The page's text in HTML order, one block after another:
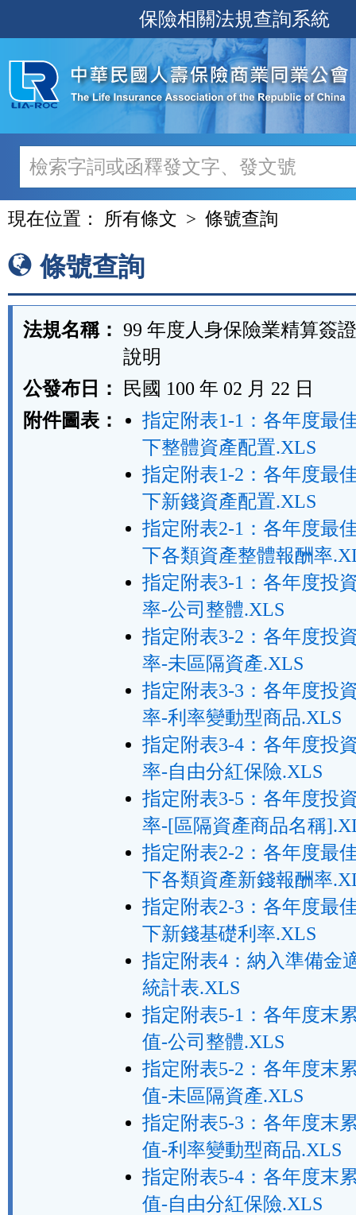
至
主
內
容
保險相關法規查詢系統
現在位置： 所有條文 條號查詢
條號查詢
法規名稱： 99 年度人身保險業精算簽
說明
公發布日：
民國 100 年 02 月 22 日
附件圖表：
指定附表1-1：各年度最
下整體資產配置.XLS
指定附表1-2：各年度最
下新錢資產配置.XLS
指定附表2-1：各年度最
下各類資產整體報酬率
指定附表3-1：各年度投
率-公司整體.XLS
指定附表3-2：各年度投
率-未區隔資產.XLS
指定附表3-3：各年度投
率-利率變動型商品.XLS
指定附表3-4：各年度投
率-自由分紅保險.XLS
指定附表3-5：各年度投
率-[區隔資產商品名稱
指定附表2-2：各年度最
下各類資產新錢報酬率
指定附表2-3：各年度最
下新錢基礎利率.XLS
指定附表4：納入準備金
統計表.XLS
指定附表5-1：各年度末
值-公司整體.XLS
指定附表5-2：各年度末
值-未區隔資產.XLS
指定附表5-3：各年度末
值-利率變動型商品.XLS
指定附表5-4：各年度末
值-自由分紅保險.XLS